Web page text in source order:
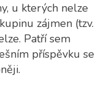
u kterých nelze
zájmen (tzv.
Patří sem
příspěvku se